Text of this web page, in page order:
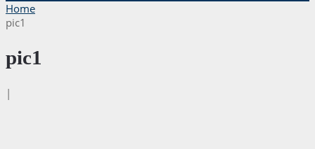
Home
pic1
pic1
|